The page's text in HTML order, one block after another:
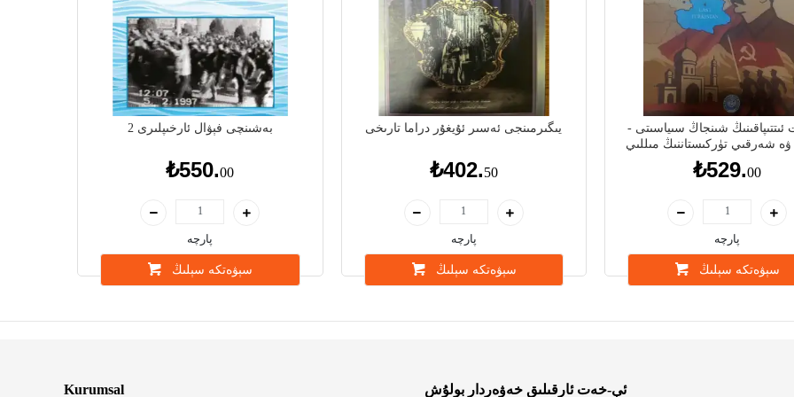
بەشىنچى فېۋال ئارخىپلىرى 2
₺550.00
پارچە
سېۋەتكە سېلىڭ
يىگىرمىنجى ئەسىر ئۇيغۇر دراما تارىخى
₺402.50
پارچە
سېۋەتكە سېلىڭ
شىنجاڭ سىياسىتى -
ۋە شەرقىي تۈركىستاننىڭ مىللىي
ھەرىكىتى
₺529.00
پارچە
سېۋەتكە سېلىڭ
ئې-خەت ئارقىلىق خەۋەردار بولۇش Kurumsal